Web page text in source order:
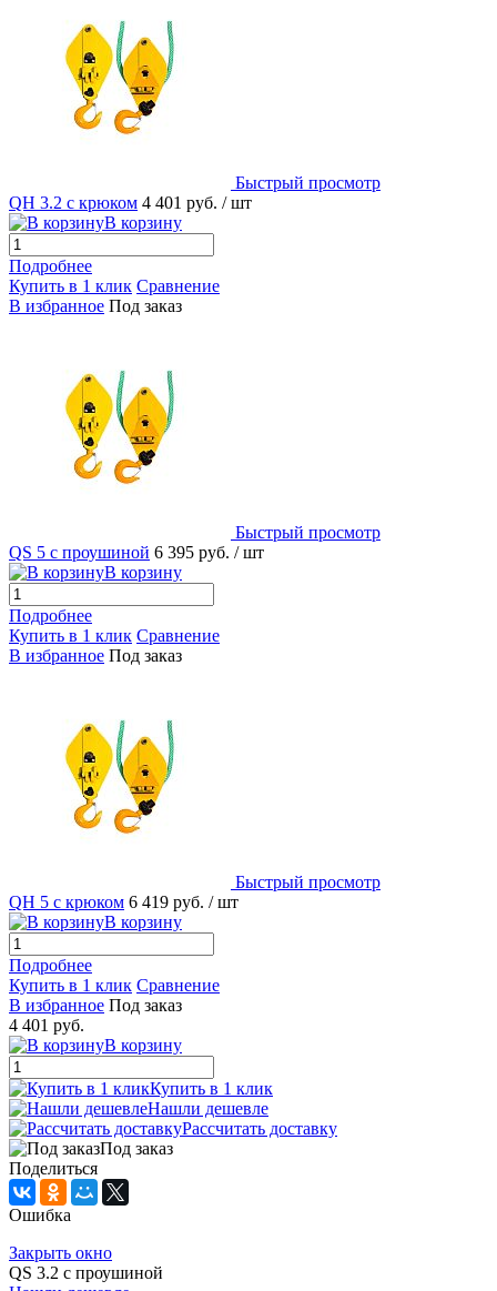
Быстрый просмотр
QH 3.2 с крюком 4 401 руб. / шт
В корзину
Подробнее
Купить в 1 клик Сравнение
В избранное Под заказ
Быстрый просмотр
QS 5 с проушиной 6 395 руб. / шт
В корзину
Подробнее
Купить в 1 клик Сравнение
В избранное Под заказ
Быстрый просмотр
QH 5 с крюком 6 419 руб. / шт
В корзину
Подробнее
Купить в 1 клик Сравнение
В избранное Под заказ
4 401 руб.
В корзину
Купить в 1 клик
Нашли дешевле
Рассчитать доставку
Под заказ
Поделиться
Ошибка
Закрыть окно
QS 3.2 с проушиной